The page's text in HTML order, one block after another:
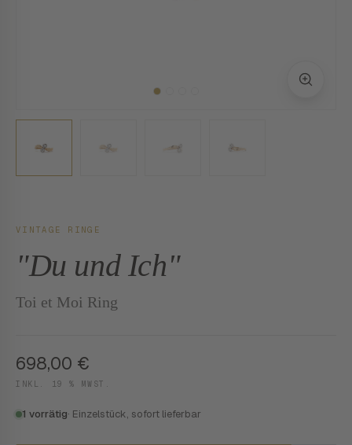
VINTAGE RINGE
"Du und Ich"
Toi et Moi Ring
698,00 €
INKL. 19 % MWST.
1 vorrätig· Einzelstück, sofort lieferbar